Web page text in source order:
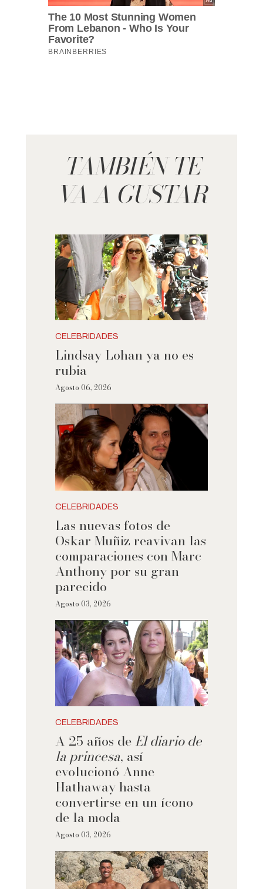
TAMBIÉN TE
VA A GUSTAR
CELEBRIDADES
Lindsay Lohan ya no es
rubia
Agosto 06, 2026
CELEBRIDADES
Las nuevas fotos de
Oskar Muñiz reavivan las
comparaciones con Marc
Anthony por su gran
parecido
Agosto 03, 2026
CELEBRIDADES
A 25 años de El diario de
la princesa, así
evolucionó Anne
Hathaway hasta
convertirse en un ícono
de la moda
Agosto 03, 2026